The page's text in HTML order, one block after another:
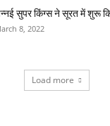
सुपर किंग्स ने सूरत में शुरू
8, 2022
Load more